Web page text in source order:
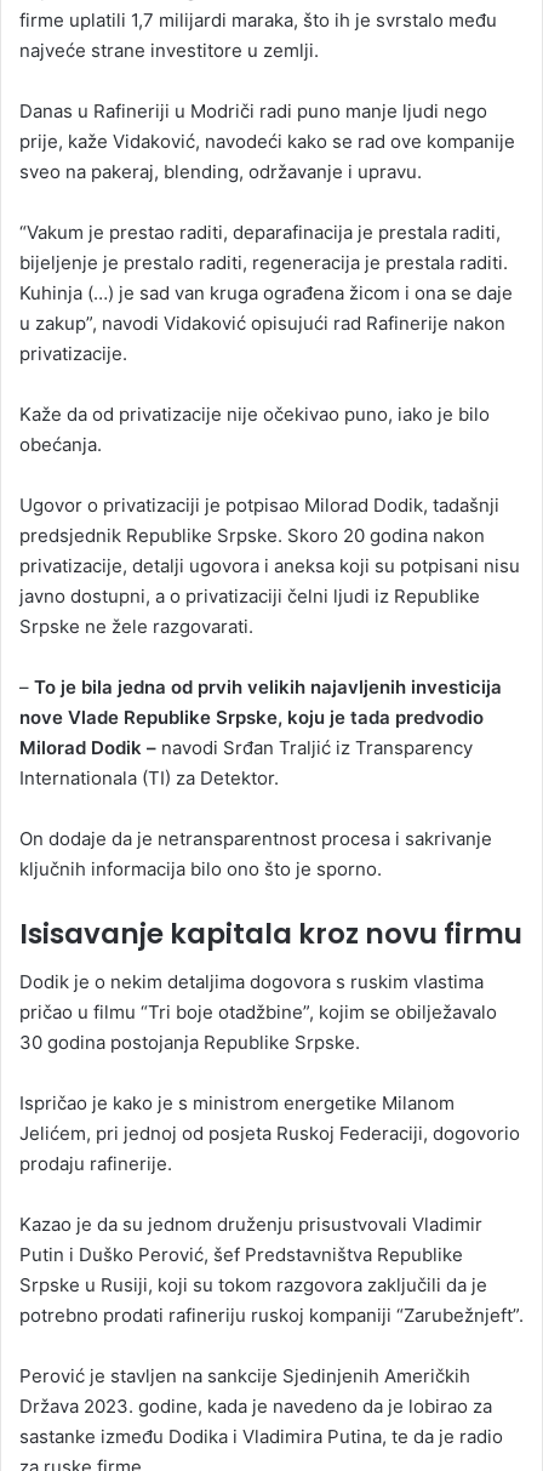
firme uplatili 1,7 milijardi maraka, što ih je svrstalo među
najveće strane investitore u zemlji.
Danas u Rafineriji u Modriči radi puno manje ljudi nego
prije, kaže Vidaković, navodeći kako se rad ove kompanije
sveo na pakeraj, blending, održavanje i upravu.
“Vakum je prestao raditi, deparafinacija je prestala raditi,
bijeljenje je prestalo raditi, regeneracija je prestala raditi.
Kuhinja (…) je sad van kruga ograđena žicom i ona se daje
u zakup”, navodi Vidaković opisujući rad Rafinerije nakon
privatizacije.
Kaže da od privatizacije nije očekivao puno, iako je bilo
obećanja.
Ugovor o privatizaciji je potpisao Milorad Dodik, tadašnji
predsjednik Republike Srpske. Skoro 20 godina nakon
privatizacije, detalji ugovora i aneksa koji su potpisani nisu
javno dostupni, a o privatizaciji čelni ljudi iz Republike
Srpske ne žele razgovarati.
– To je bila jedna od prvih velikih najavljenih investicija
nove Vlade Republike Srpske, koju je tada predvodio
Milorad Dodik – navodi Srđan Traljić iz Transparency
Internationala (TI) za Detektor.
On dodaje da je netransparentnost procesa i sakrivanje
ključnih informacija bilo ono što je sporno.
Isisavanje kapitala kroz novu firmu
Dodik je o nekim detaljima dogovora s ruskim vlastima
pričao u filmu “Tri boje otadžbine”, kojim se obilježavalo
30 godina postojanja Republike Srpske.
Ispričao je kako je s ministrom energetike Milanom
Jelićem, pri jednoj od posjeta Ruskoj Federaciji, dogovorio
prodaju rafinerije.
Kazao je da su jednom druženju prisustvovali Vladimir
Putin i Duško Perović, šef Predstavništva Republike
Srpske u Rusiji, koji su tokom razgovora zaključili da je
potrebno prodati rafineriju ruskoj kompaniji “Zarubežnjeft”.
Perović je stavljen na sankcije Sjedinjenih Američkih
Država 2023. godine, kada je navedeno da je lobirao za
sastanke između Dodika i Vladimira Putina, te da je radio